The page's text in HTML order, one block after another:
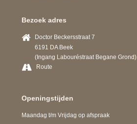
Bezoek adres
Doctor Beckersstraat 7
6191 DA Beek
(Ingang Labouréstraat Begane Grond)
Route
Openingstijden
Maandag t/m Vrijdag op afspraak